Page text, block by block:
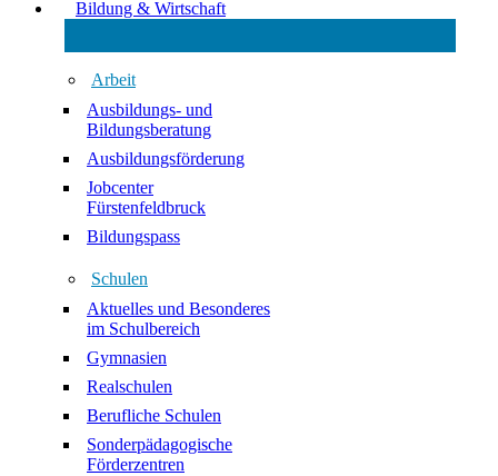
Bildung & Wirtschaft
Arbeit
Ausbildungs- und
Bildungsberatung
Ausbildungsförderung
Jobcenter
Fürstenfeldbruck
Bildungspass
Schulen
Aktuelles und Besonderes
im Schulbereich
Gymnasien
Realschulen
Berufliche Schulen
Sonderpädagogische
Förderzentren